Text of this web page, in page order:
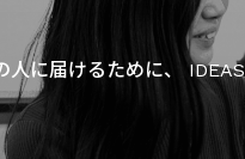
人に届けるために、 IDEAS